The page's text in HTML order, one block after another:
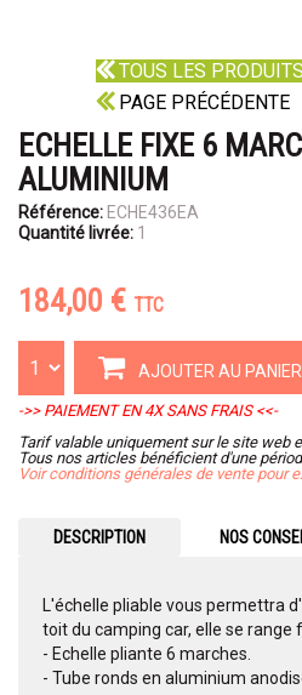
TOUS LES
PAGE PRÉCÉDENTE
ECHELLE FIXE 6
ALUMINIUM
Référence: ECHE436EA
Quantité livrée: 1
184,00 € TTC
AJOUTER AU PANIER
->> PAIEMENT EN 4X SANS FRAIS <<-
Tarif valable uniquement sur le site web
Tous nos articles bénéficient d'une
Voir conditions générales de vente pour
DESCRIPTION NOS
L'échelle pliable vous permettra
toit du camping car, elle se range
- Echelle pliante 6 marches.
- Tube ronds en aluminium